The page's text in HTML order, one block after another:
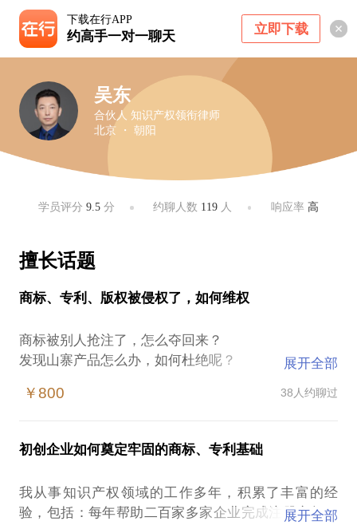
下载在行APP
约高手一对一聊天 立即下载
吴东
合伙人 知识产权领衔律师
北京 ・ 朝阳
学员评分9.5 分 约聊人数 119 人 响应率 高
擅长话题
商标、专利、版权被侵权了，如何维权
商标被别人抢注了，怎么夺回来？
发现山寨产品怎么办，如何杜绝呢？
发现网络上有人盗用我的作品怎么办？
公司该怎样做，才能搭建起针对侵权的长治久安的体
系？
这些问题，理性的分析并制定策略，比盲目的维权更
有益。来我这里，大家一起研究分析，保证您能准确
展开全部
￥800 38人约聊过
初创企业如何奠定牢固的商标、专利基础
我从事知识产权领域的工作多年，积累了丰富的经
验，包括：每年帮助二百家多家企业完成注册商标、
展开全部